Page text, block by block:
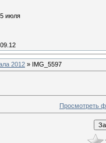
июля
2012 » IMG_5597
Просмотреть